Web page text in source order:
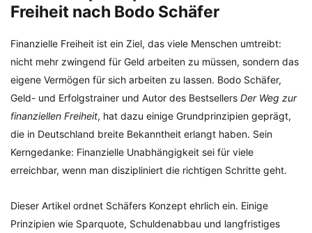
Freiheit nach Bodo Schäfer
Finanzielle Freiheit ist ein Ziel, das viele Menschen umtreibt:
nicht mehr zwingend für Geld arbeiten zu müssen, sondern das
eigene Vermögen für sich arbeiten zu lassen. Bodo Schäfer,
Geld- und Erfolgstrainer und Autor des Bestsellers Der Weg zur
finanziellen Freiheit, hat dazu einige Grundprinzipien geprägt,
die in Deutschland breite Bekanntheit erlangt haben. Sein
Kerngedanke: Finanzielle Unabhängigkeit sei für viele
erreichbar, wenn man diszipliniert die richtigen Schritte geht.
Dieser Artikel ordnet Schäfers Konzept ehrlich ein. Einige
Prinzipien wie Sparquote, Schuldenabbau und langfristiges